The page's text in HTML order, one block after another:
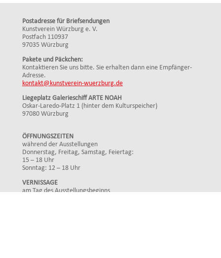
Postadresse für Briefsendungen
Kunstverein Würzburg e. V.
Postfach 110937
97035 Würzburg
Pakete und Päckchen:
Kontaktieren Sie uns bitte. Sie erhalten dann eine Empfänger-
Adresse.
kontakt@kunstverein-wuerzburg.de
Liegeplatz Galerieschiff ARTE NOAH
Oskar-Laredo-Platz 1 (hinter dem Kulturspeicher)
97080 Würzburg
ÖFFNUNGSZEITEN
während der Ausstellungen
Donnerstag, Freitag, Samstag, Feiertag:
15 – 18 Uhr
Sonntag: 12 – 18 Uhr
VERNISSAGE
am Tag des Ausstellungsbeginns